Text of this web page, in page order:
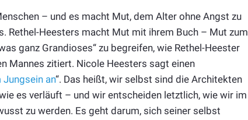
– und es macht Mut, dem Alter ohne Angst zu
Rethel-Heesters macht Mut mit ihrem Buch – Mut zum
ganz Grandioses“ zu begreifen, wie Rethel-Heester
Mannes zitiert. Nicole Heesters sagt einen
an“. Das heißt, wir selbst sind die Architekten
es verläuft – und wir entscheiden letztlich, wie wir im
zu werden. Es geht darum, sich seiner selbst